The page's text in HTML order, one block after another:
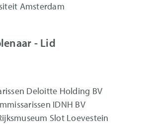
Amsterdam
- Lid
Deloitte Holding BV
IDNH BV
Slot Loevestein